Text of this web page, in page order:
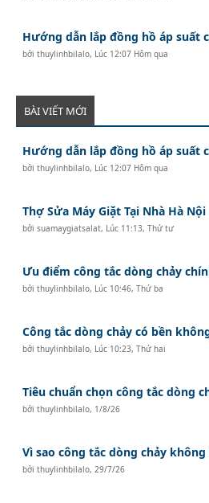
Hướng dẫn lắp đồng hồ áp suất
bởithuylinhbilalo, Lúc 12:07 Hôm qua
BÀI VIẾT MỚI
Hướng dẫn lắp đồng hồ áp suất
bởithuylinhbilalo, Lúc 12:07 Hôm qua
Thợ Sửa Máy Giặt Tại Nhà Hà
bởisuamaygiatsalat, Lúc 11:13, Thứ tư
Ưu điểm công tắc dòng chảy
bởithuylinhbilalo, Lúc 10:46, Thứ ba
Công tắc dòng chảy có bền
bởithuylinhbilalo, Lúc 10:23, Thứ hai
Tiêu chuẩn chọn công tắc dòng
bởithuylinhbilalo, 1/8/26
Vì sao công tắc dòng chảy
bởithuylinhbilalo, 29/7/26